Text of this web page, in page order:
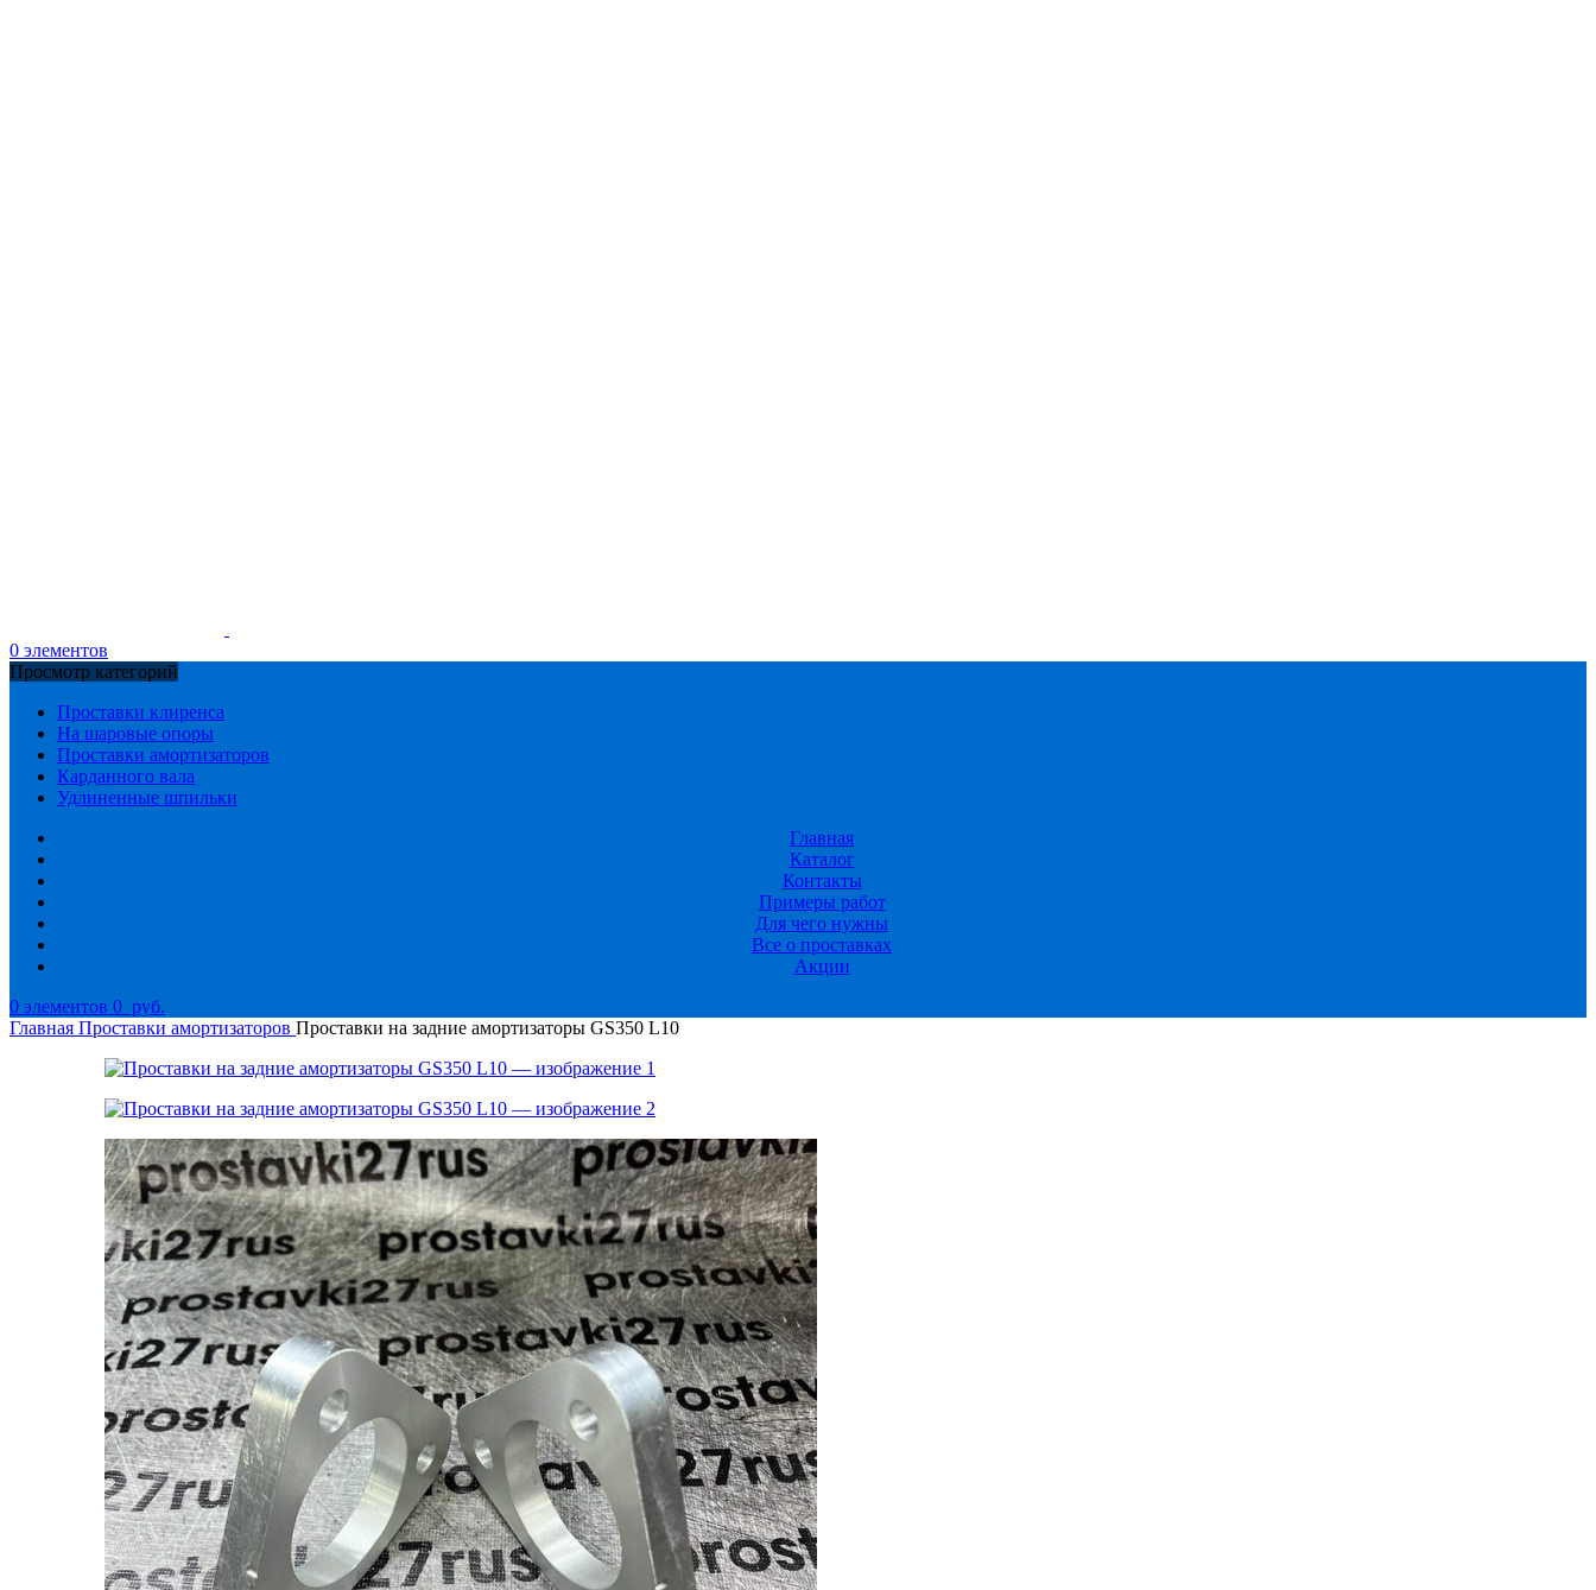
0 элементов
Просмотр категорий
Проставки клиренса
На шаровые опоры
Проставки амортизаторов
Карданного вала
Удлиненные шпильки
Главная
Каталог
Контакты
Примеры работ
Для чего нужны
Все о проставках
Акции
0 элементов 0 руб.
Главная Проставки амортизаторов Проставки на задние амортизаторы GS350 L10